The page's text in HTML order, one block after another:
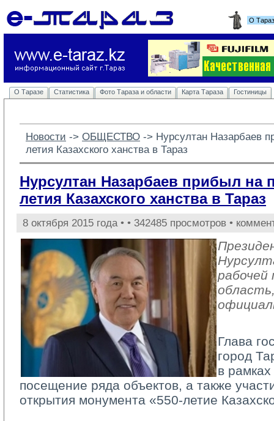
О
О Таразе Статистика Фото Тараза и области Карта Тараза Гостиницы
Новости -> ОБЩЕСТВО -> Нурсултан Назарбаев
летия Казахского ханства в Тараз
Нурсултан Назарбаев прибыл на
летия Казахского ханства в Тараз
8 октября 2015 года • • 342485 просмотров •
рабочей
Глава
город
в рамках
посещение ряда объектов, а также
открытия монумента «550-летие